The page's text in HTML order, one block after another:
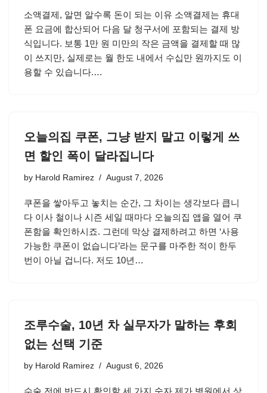
소액결제, 알면 알수록 돈이 되는 이유 소액결제는 휴대
폰 요금에 합산되어 다음 달 청구서에 포함되는 결제 방
식입니다. 보통 1만 원 미만의 작은 금액을 결제할 때 많
이 쓰지만, 실제로는 월 한도 내에서 수십만 원까지도 이
용할 수 있습니다.…
오늘의집 쿠폰, 그냥 받지 말고 이렇게 쓰
면 할인 폭이 달라집니다
by Harold Ramirez August 7, 2026
쿠폰을 쌓아두고 놓치는 순간, 그 차이는 생각보다 큽니
다 이사 철이나 시즌 세일 때마다 오늘의집 앱을 열어 쿠
폰함을 확인하시죠. 그런데 막상 결제하려고 하면 ‘사용
가능한 쿠폰이 없습니다’라는 문구를 마주한 적이 한두
번이 아닐 겁니다. 저도 10년…
조루수술, 10년 차 실무자가 말하는 후회
없는 선택 기준
by Harold Ramirez August 6, 2026
수술 전에 반드시 확인할 세 가지 숫자 제가 병원에서 상